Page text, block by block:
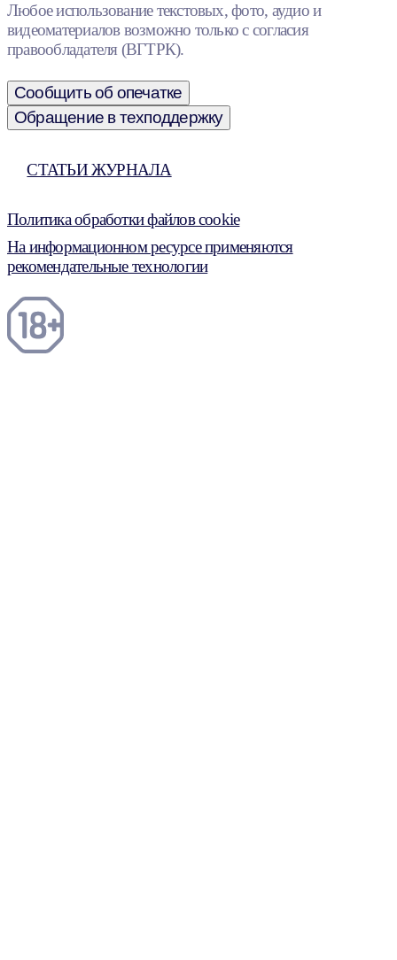
Любое использование текстовых, фото, аудио и
видеоматериалов возможно только с согласия
правообладателя (ВГТРК).
Сообщить об опечатке
Обращение в техподдержку
СТАТЬИ ЖУРНАЛА
Политика обработки файлов cookie
На информационном ресурсе применяются
рекомендательные технологии